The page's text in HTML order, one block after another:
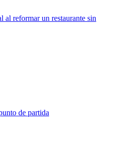
reformar un restaurante sin
de partida